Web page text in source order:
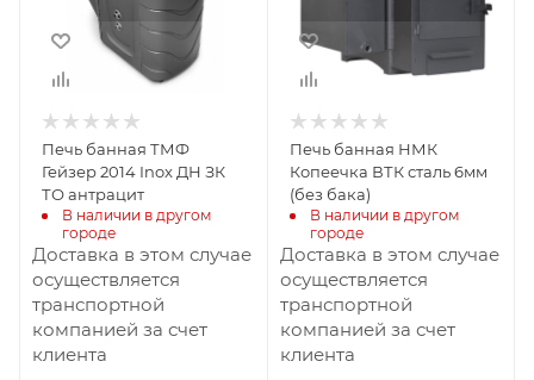
Высота, мм
910
Материал
Жаростойкая
сталь
Вид топлива
Дрова
Диаметр дымохода,
мм
115
Длина дров, мм
500
Печь банная ТМФ
Гейзер 2014 Inox ДН ЗК
ТО антрацит
В наличии в другом
городе
Доставка в этом случае
осуществляется
транспортной
компанией за счет
клиента
591
Материал
Сталь
Вид топлива
Дрова
Диаметр дымохода,
мм
115
Длина дров, мм
430
Печь банная НМК
Копеечка ВТК сталь 6мм
(без бака)
В наличии в другом
городе
Доставка в этом случае
осуществляется
транспортной
компанией за счет
клиента